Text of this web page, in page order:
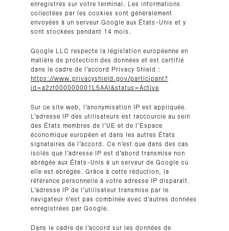
enregistrés sur votre terminal. Les informations
collectées par les cookies sont généralement
envoyées à un serveur Google aux États-Unis et y
sont stockées pendant 14 mois.
Google LLC respecte la législation européenne en
matière de protection des données et est certifié
dans le cadre de l’accord Privacy Shield :
https://www.privacyshield.gov/participant?
id=a2zt000000001L5AAI&status=Active
Sur ce site web, l’anonymisation IP est appliquée.
L’adresse IP des utilisateurs est raccourcie au sein
des États membres de l’UE et de l’Espace
économique européen et dans les autres États
signataires de l’accord. Ce n’est que dans des cas
isolés que l’adresse IP est d’abord transmise non
abrégée aux États-Unis à un serveur de Google où
elle est abrégée. Grâce à cette réduction, la
référence personnelle à votre adresse IP disparaît.
L’adresse IP de l’utilisateur transmise par le
navigateur n’est pas combinée avec d’autres données
enregistrées par Google.
Dans le cadre de l’accord sur les données de